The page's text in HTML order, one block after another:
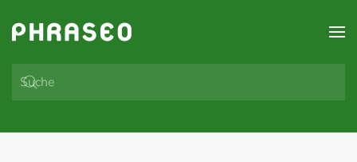
Zum Hauptinhalt springen